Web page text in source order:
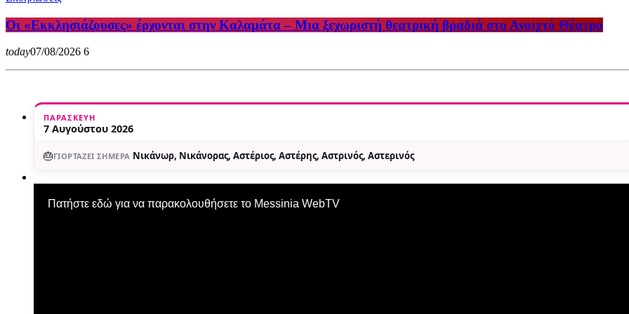
Οι «Εκκλησιάζουσες» έρχονται στην Καλαμάτα – Μια ξεχωριστή θεατρική βραδιά στο Ανοιχτό Θέατρο
today07/08/2026 6
ΠΑΡΑΣΚΕΥΉ
7 Αυγούστου 2026
🎂ΓΙΟΡΤΆΖΕΙ ΣΉΜΕΡΑ Νικάνωρ, Νικάνορας, Αστέριος, Αστέρης, Αστρινός, Αστερινός
Πατήστε εδώ για να παρακολουθήσετε το Messinia WebTV